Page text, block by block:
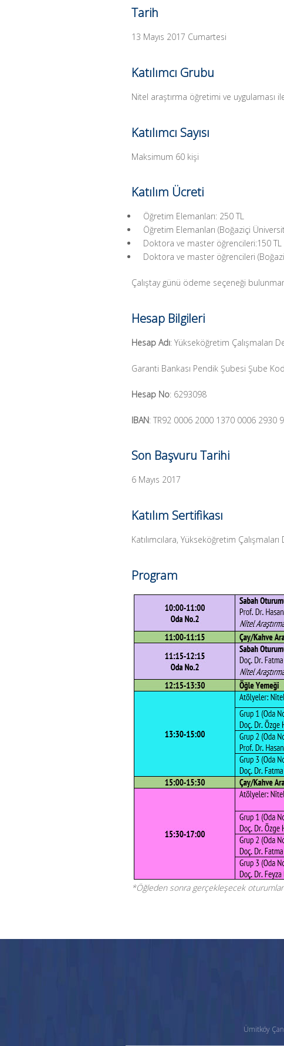
Tarih
13 Mayıs 2017 Cumartesi
Katılımcı Grubu
Nitel araştırma öğretimi ve uygulaması
Katılımcı Sayısı
Maksimum 60 kişi
Katılım Ücreti
Öğretim Elemanları: 250 TL
Öğretim Elemanları (Boğaziçi
Doktora ve master öğrencileri:150 TL
Doktora ve master öğrencileri
Çalıştay günü ödeme seçeneği
Hesap Bilgileri
Hesap Adı: Yükseköğretim Çalışmaları
Garanti Bankası Pendik Şubesi Şube
Hesap No: 6293098
IBAN: TR92 0006 2000 1370 0006 2930
Son Başvuru Tarihi
6 Mayıs 2017
Katılım Sertifikası
Katılımcılara, Yükseköğretim
Program
*Öğleden sonra gerçekleşecek
Ümitköy